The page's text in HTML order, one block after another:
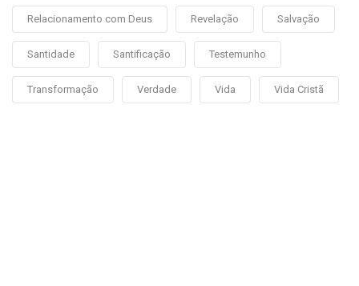
Relacionamento com Deus Revelação Salvação
Santidade Santificação Testemunho
Transformação Verdade Vida Vida Cristã